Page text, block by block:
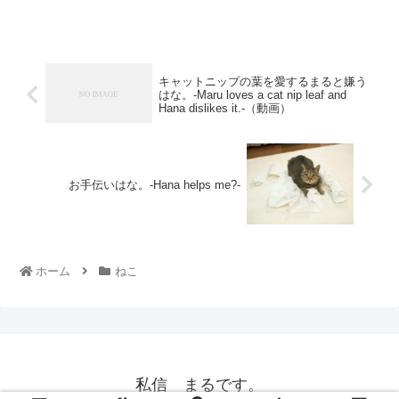
キャットニップの葉を愛するまると嫌う
はな。-Maru loves a cat nip leaf and
Hana dislikes it.-（動画）
お手伝いはな。-Hana helps me?-
ホーム ねこ
私信 まるです。